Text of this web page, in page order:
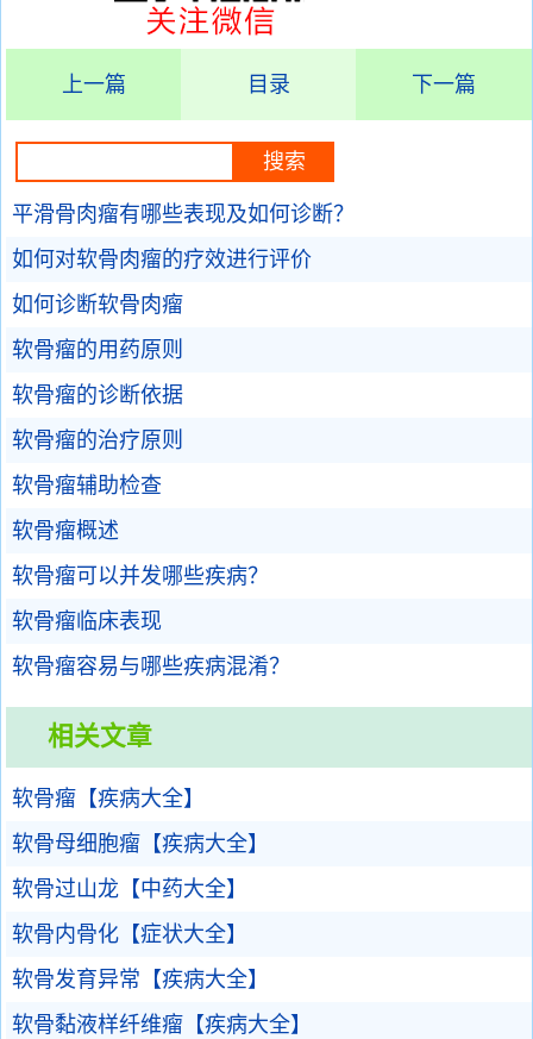
上一篇 目录 下一篇
平滑骨肉瘤有哪些表现及如何诊断？
如何对软骨肉瘤的疗效进行评价
如何诊断软骨肉瘤
软骨瘤的用药原则
软骨瘤的诊断依据
软骨瘤的治疗原则
软骨瘤辅助检查
软骨瘤概述
软骨瘤可以并发哪些疾病？
软骨瘤临床表现
软骨瘤容易与哪些疾病混淆？
相关文章
软骨瘤【疾病大全】
软骨母细胞瘤【疾病大全】
软骨过山龙【中药大全】
软骨内骨化【症状大全】
软骨发育异常【疾病大全】
软骨黏液样纤维瘤【疾病大全】